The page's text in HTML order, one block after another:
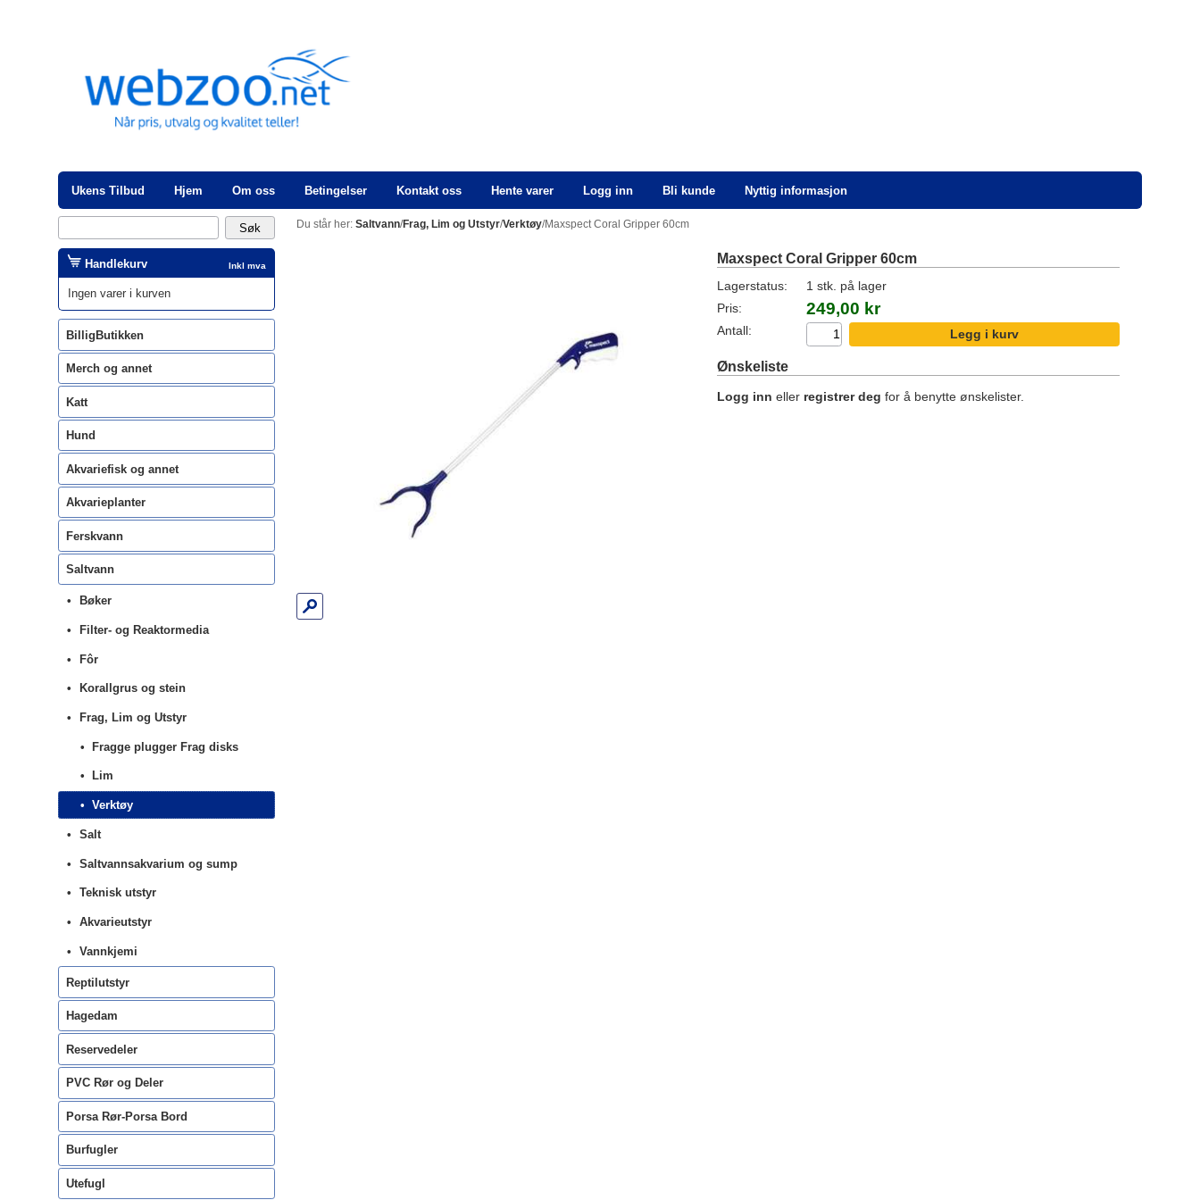
Ukens Tilbud Hjem Om oss Betingelser Kontakt oss Hente varer Logg inn Bli kunde Nyttig informasjon
Du står her:Saltvann/Frag, Lim og Utstyr/Verktøy/Maxspect Coral Gripper 60cm
Maxspect Coral Gripper 60cm
Lagerstatus:
1 stk. på lager
Pris:
249,00 kr
Antall:
Ønskeliste
Logg inn eller registrer deg for å benytte ønskelister.
Inkl mva
Handlekurv
Ingen varer i kurven
BilligButikken
Merch og annet
Katt
Hund
Akvariefisk og annet
Akvarieplanter
Ferskvann
Saltvann
Bøker
Filter- og Reaktormedia
Fôr
Korallgrus og stein
Frag, Lim og Utstyr
Fragge plugger Frag disks
Lim
Verktøy
Salt
Saltvannsakvarium og sump
Teknisk utstyr
Akvarieutstyr
Vannkjemi
Reptilutstyr
Hagedam
Reservedeler
PVC Rør og Deler
Porsa Rør-Porsa Bord
Burfugler
Utefugl